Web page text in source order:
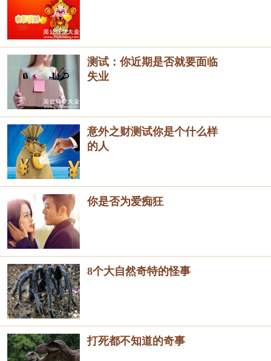
测试：你近期是否就要面临
失业
意外之财测试你是个什么样
的人
你是否为爱痴狂
8个大自然奇特的怪事
打死都不知道的奇事